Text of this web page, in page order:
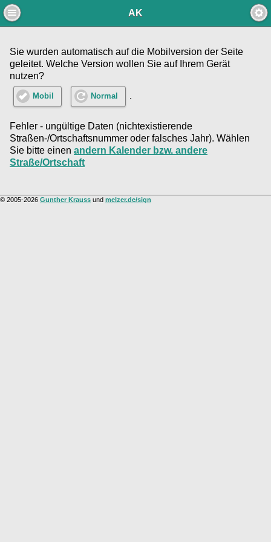
AK
Sie wurden automatisch auf die Mobilversion der Seite
geleitet. Welche Version wollen Sie auf Ihrem Gerät
nutzen?
Mobil Normal .
Fehler - ungültige Daten (nichtexistierende
Straßen-/Ortschaftsnummer oder falsches Jahr). Wählen
Sie bitte einen andern Kalender bzw. andere
Straße/Ortschaft
© 2005-2026 Gunther Krauss und melzer.de/sign